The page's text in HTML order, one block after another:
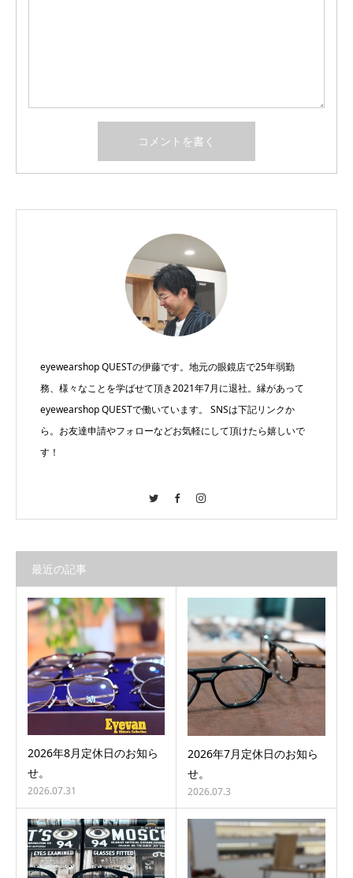
eyewearshop QUESTの伊藤です。地元の眼鏡店で25年弱勤
務、様々なことを学ばせて頂き2021年7月に退社。縁があって
eyewearshop QUESTで働いています。 SNSは下記リンクか
ら。お友達申請やフォローなどお気軽にして頂けたら嬉しいで
す！
最近の記事
2026年8月定休日のお知ら
せ。
2026.07.31
2026年7月定休日のお知ら
せ。
2026.07.3